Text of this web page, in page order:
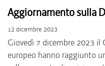
Aggiornamento sulla
12 dicembre 2023
Giovedì 7 dicembre 2023 il
europeo hanno raggiunto